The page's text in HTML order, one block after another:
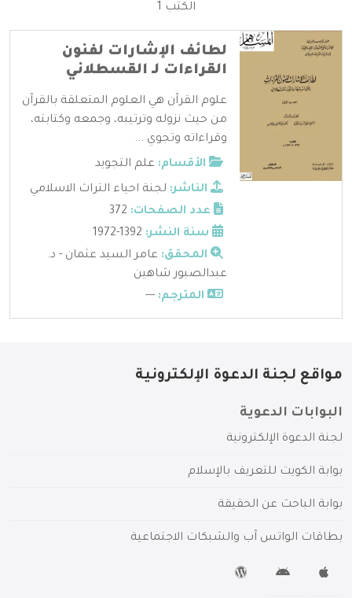
الكتب 1
لطائف الإشارات لفنون
القراءات لـ القسطلاني
علوم القرآن هي العلوم المتعلقة بالقرآن
من حيث نزوله وترتيبه، وجمعه وكتابته،
وقراءاته وتجوي ...
الأقسام: علم التجويد
الناشر: لجنة احياء التراث الاسلامي
عدد الصفحات:
سنة النشر:
المحقق: عامر السيد عثمان - د.
عبدالصبور شاهين
المترجم: ---
مواقع لجنة الدعوة الإلكترونية
البوابات الدعوية
لجنة الدعوة الإلكترونية
بوابة الكويت للتعريف بالإسلام
بوابة الباحث عن الحقيقة
بطاقات الواتس آب والشبكات الاجتماعية